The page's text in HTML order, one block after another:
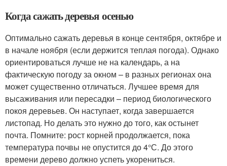
Когда сажать деревья осенью
Оптимально сажать деревья в конце сентября, октябре и
в начале ноября (если держится теплая погода). Однако
ориентироваться лучше не на календарь, а на
фактическую погоду за окном – в разных регионах она
может существенно отличаться. Лучшее время для
высаживания или пересадки – период биологического
покоя деревьев. Он наступает, когда завершается
листопад. Но делать это нужно до того, как остынет
почта. Помните: рост корней продолжается, пока
температура почвы не опустится до 4°С. До этого
времени дерево должно успеть укорениться.